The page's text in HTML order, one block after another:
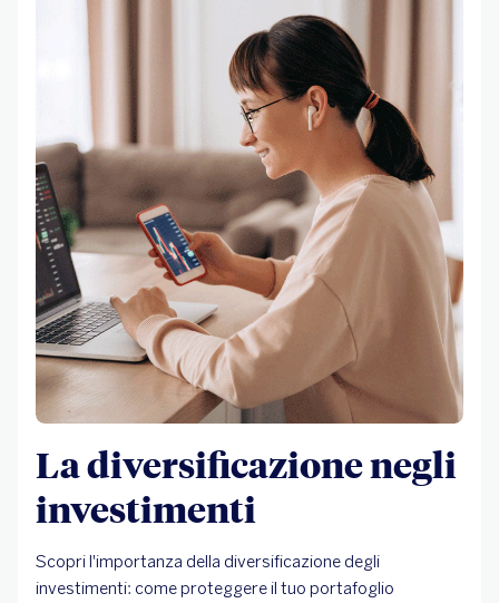
La diversificazione negli
investimenti
Scopri l'importanza della diversificazione degli
investimenti: come proteggere il tuo portafoglio